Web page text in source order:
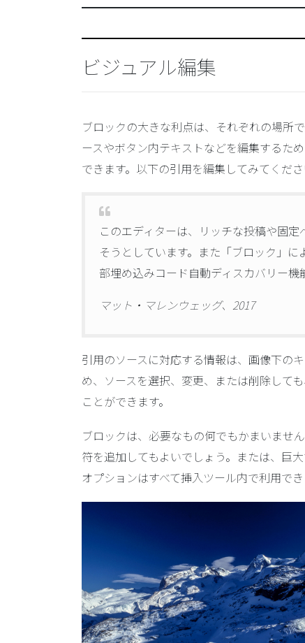
ビジュアル編集
ブロックの大きな利点は、それぞれの場所
ースやボタン内テキストなどを編集するた
できます。以下の引用を編集してみてくだ
このエディターは、リッチな投稿や固
そうとしています。また「ブロック」
部埋め込みコード自動ディスカバリー機
マット・マレンウェッグ、2017
引用の​​ソースに対応する情報は、画像下の
め、ソースを選択、変更、または削除して
ことができます。
ブロックは、必要なもの何でもかまいませ
符を追加してもよいでしょう。または、巨
オプションはすべて挿入ツール内で利用でき